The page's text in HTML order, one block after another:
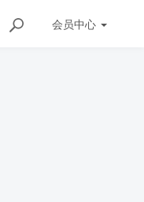
会员中心